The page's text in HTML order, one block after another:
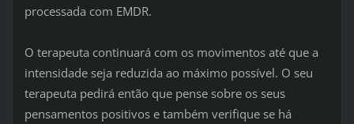
processada com EMDR.
O terapeuta continuará com os movimentos até que a
intensidade seja reduzida ao máximo possível. O seu
terapeuta pedirá então que pense sobre os seus
pensamentos positivos e também verifique se há